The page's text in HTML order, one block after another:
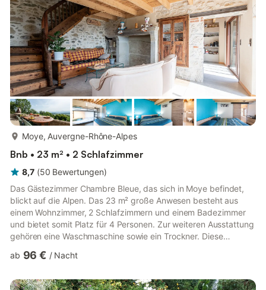
vaste jardin clos avec piscine (commune av...
Moye, Auvergne-Rhône-Alpes
Bnb • 23 m² • 2 Schlafzimmer
8,7 (50 Bewertungen)
Das Gästezimmer Chambre Bleue, das sich in Moye befindet,
blickt auf die Alpen. Das 23 m² große Anwesen besteht aus
einem Wohnzimmer, 2 Schlafzimmern und einem Badezimmer
und bietet somit Platz für 4 Personen. Zur weiteren Ausstattung
gehören eine Waschmaschine sowie ein Trockner. Diese
Ferienunterkunft verfügt über eine private Terrasse, die zum
(kostenlose Version) Diese Unterkunft bietet Zugang zu einem
ab 96 € / Nacht